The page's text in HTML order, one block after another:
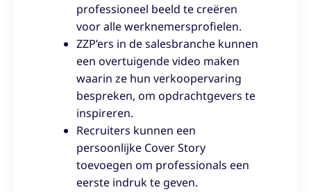
professioneel beeld te creëren
voor alle werknemersprofielen.
ZZP’ers in de salesbranche kunnen
een overtuigende video maken
waarin ze hun verkoopervaring
bespreken, om opdrachtgevers te
inspireren.
Recruiters kunnen een
persoonlijke Cover Story
toevoegen om professionals een
eerste indruk te geven.